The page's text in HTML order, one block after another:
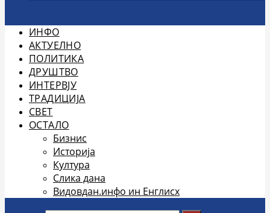
ИНФО
АКТУЕЛНО
ПОЛИТИКА
ДРУШТВО
ИНТЕРВЈУ
ТРАДИЦИЈА
СВЕТ
ОСТАЛО
Бизнис
Историја
Култура
Слика дана
Видовдан.инфо ин Енглисх